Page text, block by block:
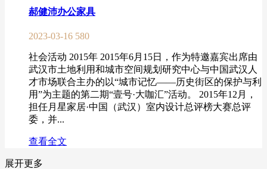
郝健沛办公家具
2023-03-16 580
社会活动 2015年 2015年6月15日，作为特邀嘉宾出席由
武汉市土地利用和城市空间规划研究中心与中国武汉人
才市场联合主办的以“城市记忆——历史街区的保护与利
用”为主题的第二期“壹号·大咖汇”活动。 2015年12月，
担任月星家居·中国（武汉）室内设计总评榜大赛总评
委，并...
查看全文
展开更多